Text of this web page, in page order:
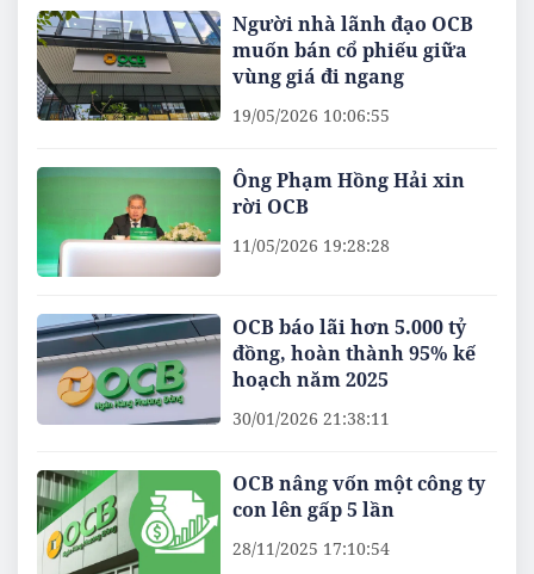
Người nhà lãnh đạo OCB
muốn bán cổ phiếu giữa
vùng giá đi ngang
19/05/2026 10:06:55
Ông Phạm Hồng Hải xin
rời OCB
11/05/2026 19:28:28
OCB báo lãi hơn 5.000 tỷ
đồng, hoàn thành 95% kế
hoạch năm 2025
30/01/2026 21:38:11
OCB nâng vốn một công ty
con lên gấp 5 lần
28/11/2025 17:10:54